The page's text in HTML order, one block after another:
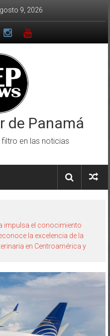
9, 2026
de Panamá
en las noticias
impulsa el conocimiento
la excelencia de la
en Centroamérica y